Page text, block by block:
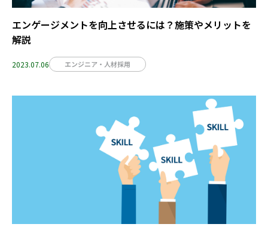
エンゲージメントを向上させるには？施策やメリットを
解説
2023.07.06 エンジニア・人材採用